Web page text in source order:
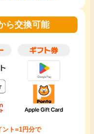
ら交換可能
ント=1円分で